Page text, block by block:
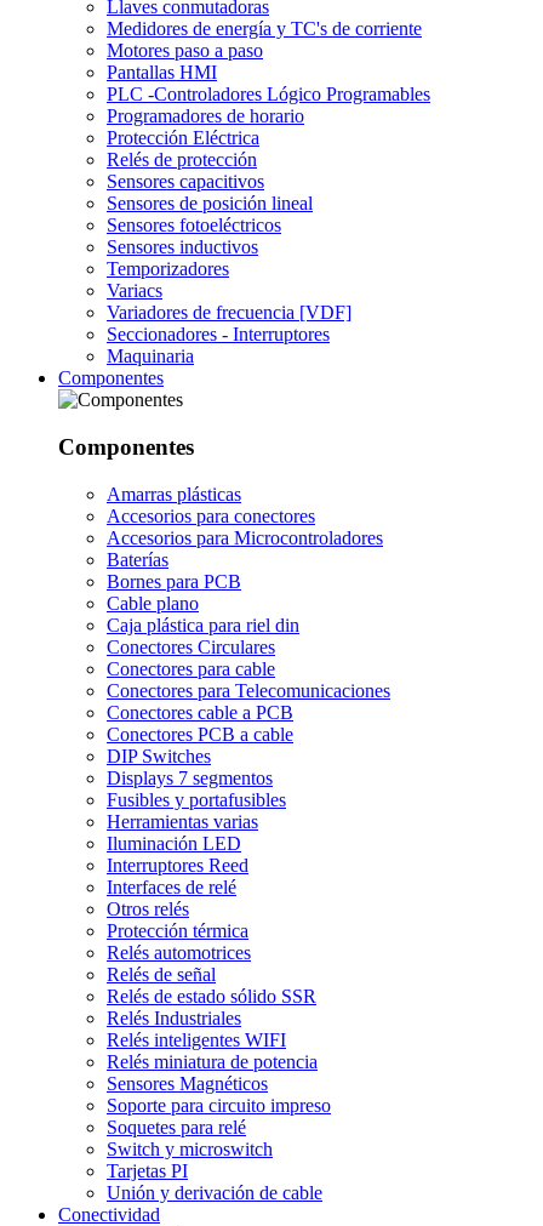
Llaves conmutadoras
Medidores de energía y TC's de corriente
Motores paso a paso
Pantallas HMI
PLC -Controladores Lógico Programables
Programadores de horario
Protección Eléctrica
Relés de protección
Sensores capacitivos
Sensores de posición lineal
Sensores fotoeléctricos
Sensores inductivos
Temporizadores
Variacs
Variadores de frecuencia [VDF]
Seccionadores - Interruptores
Maquinaria
Componentes
Componentes
Amarras plásticas
Accesorios para conectores
Accesorios para Microcontroladores
Baterías
Bornes para PCB
Cable plano
Caja plástica para riel din
Conectores Circulares
Conectores para cable
Conectores para Telecomunicaciones
Conectores cable a PCB
Conectores PCB a cable
DIP Switches
Displays 7 segmentos
Fusibles y portafusibles
Herramientas varias
Iluminación LED
Interruptores Reed
Interfaces de relé
Otros relés
Protección térmica
Relés automotrices
Relés de señal
Relés de estado sólido SSR
Relés Industriales
Relés inteligentes WIFI
Relés miniatura de potencia
Sensores Magnéticos
Soporte para circuito impreso
Soquetes para relé
Switch y microswitch
Tarjetas PI
Unión y derivación de cable
Conectividad